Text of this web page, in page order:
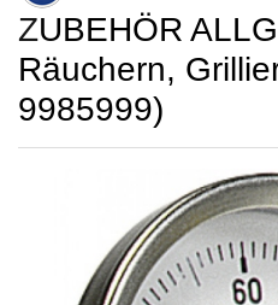
ZUBEHÖR ALLGEMEIN
Räuchern,
9985999)